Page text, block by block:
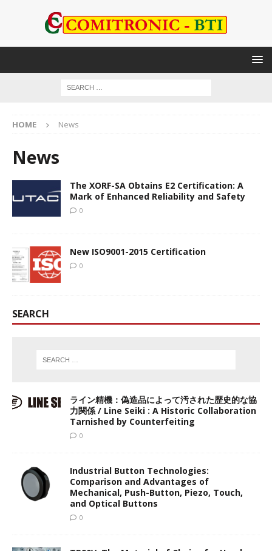
HOME News
News
The XORF-SA Obtains E2 Certification: A
Mark of Enhanced Reliability and Safety
0
New ISO9001-2015 Certification
0
SEARCH
ライン精機：偽造品によって汚された歴史的な協
力関係 / Line Seiki : A Historic Collaboration
Tarnished by Counterfeiting
0
Industrial Button Technologies:
Comparison and Advantages of
Mechanical, Push-Button, Piezo, Touch,
and Optical Buttons
0